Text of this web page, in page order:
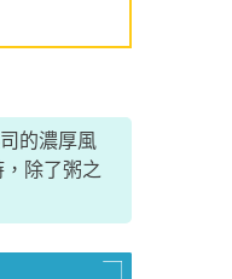
的濃厚風
除了粥之